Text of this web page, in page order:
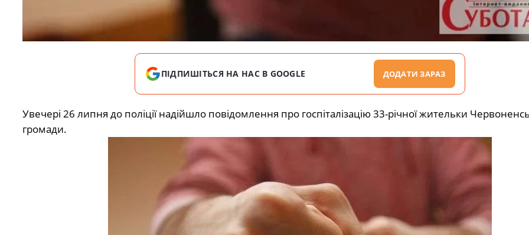
ПІДПИШІТЬСЯ НА НАС В GOOGLE ДОДАТИ ЗАРАЗ
Увечері 26 липня до поліції надійшло повідомлення про госпіталізацію 33-річної жительки
громади.